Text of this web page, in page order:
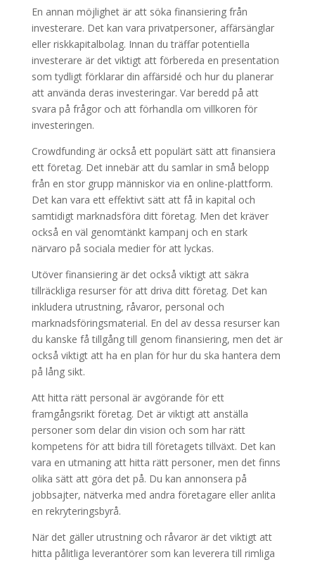
En annan möjlighet är att söka finansiering från
investerare. Det kan vara privatpersoner, affärsänglar
eller riskkapitalbolag. Innan du träffar potentiella
investerare är det viktigt att förbereda en presentation
som tydligt förklarar din affärsidé och hur du planerar
att använda deras investeringar. Var beredd på att
svara på frågor och att förhandla om villkoren för
investeringen.
Crowdfunding är också ett populärt sätt att finansiera
ett företag. Det innebär att du samlar in små belopp
från en stor grupp människor via en online-plattform.
Det kan vara ett effektivt sätt att få in kapital och
samtidigt marknadsföra ditt företag. Men det kräver
också en väl genomtänkt kampanj och en stark
närvaro på sociala medier för att lyckas.
Utöver finansiering är det också viktigt att säkra
tillräckliga resurser för att driva ditt företag. Det kan
inkludera utrustning, råvaror, personal och
marknadsföringsmaterial. En del av dessa resurser kan
du kanske få tillgång till genom finansiering, men det är
också viktigt att ha en plan för hur du ska hantera dem
på lång sikt.
Att hitta rätt personal är avgörande för ett
framgångsrikt företag. Det är viktigt att anställa
personer som delar din vision och som har rätt
kompetens för att bidra till företagets tillväxt. Det kan
vara en utmaning att hitta rätt personer, men det finns
olika sätt att göra det på. Du kan annonsera på
jobbsajter, nätverka med andra företagare eller anlita
en rekryteringsbyrå.
När det gäller utrustning och råvaror är det viktigt att
hitta pålitliga leverantörer som kan leverera till rimliga